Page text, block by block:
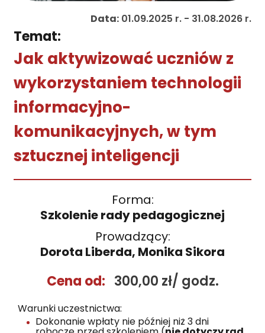
Temat:
Data: 01.09.2025 r. - 31.08.2026 r.
Jak aktywizować uczniów z
wykorzystaniem technologii
informacyjno-
komunikacyjnych, w tym
sztucznej inteligencji
Forma:
Szkolenie rady pedagogicznej
Prowadzący:
Dorota Liberda, Monika Sikora
Cena od: 300,00 zł/ godz.
Warunki uczestnictwa:
Dokonanie wpłaty nie później niż 3 dni